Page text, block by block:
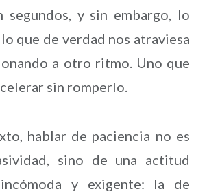
segundos, y sin embargo, lo
que de verdad nos atraviesa
a otro ritmo. Uno que
sin romperlo.
hablar de paciencia no es
sino de una actitud
y exigente: la de